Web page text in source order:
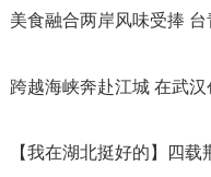
美食融合两岸风味受捧
跨越海峡奔赴江城 在武
【我在湖北挺好的】四